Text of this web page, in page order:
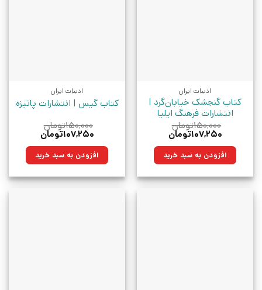
ادبیات ایران
کتاب گنجشک خیابان‌گرد |
انتشارات فرهنگ ایلیا
۱۵۰,۰۰۰تومان
قیمت
۱۵۰,۰۰۰تومان
بود.
۱۰۷,۲۵۰تومان
۱۰۷,۲۵۰تومان.افزودن به سبد خرید
ادبیات ایران
کتاب گیس | انتشارات پاتیزه
۱۵۰,۰۰۰تومان
قیمت
۱۵۰,۰۰۰تومان
بود.
۱۰۷,۲۵۰تومان
۱۰۷,۲۵۰تومان.افزودن به سبد خرید